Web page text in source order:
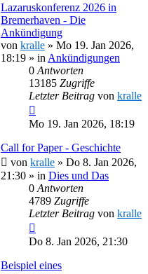
Lazaruskonferenz 2026 in
Bremerhaven - Die
Ankündigung
von kralle » Mo 19. Jan 2026,
18:19 » in Ankündigungen
0 Antworten
13185 Zugriffe
Letzter Beitrag von kralle
Mo 19. Jan 2026, 18:19
Call for Paper - Geschichte
von kralle » Do 8. Jan 2026,
21:30 » in Dies und Das
0 Antworten
4789 Zugriffe
Letzter Beitrag von kralle
Do 8. Jan 2026, 21:30
Beispiel eines